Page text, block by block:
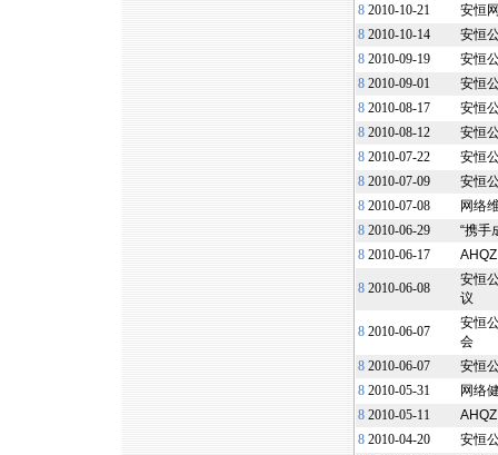
8 2010-10-21
安恒
8 2010-10-14
安恒
8 2010-09-19
安恒
8 2010-09-01
安恒
8 2010-08-17
安恒
8 2010-08-12
安恒
8 2010-07-22
安恒
8 2010-07-09
安恒
8 2010-07-08
网络
8 2010-06-29
“携手
8 2010-06-17
8 2010-06-08
安恒
议
8 2010-06-07
安恒
会
8 2010-06-07
安恒
8 2010-05-31
网络
8 2010-05-11
8 2010-04-20
安恒